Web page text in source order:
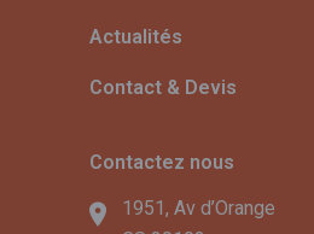
Actualités
Contact & Devis
Contactez nous
1951, Av d’Orange